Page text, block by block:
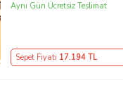
Aynı Gün Ücretsiz Teslimat
Sepet Fiyatı 17.194TL